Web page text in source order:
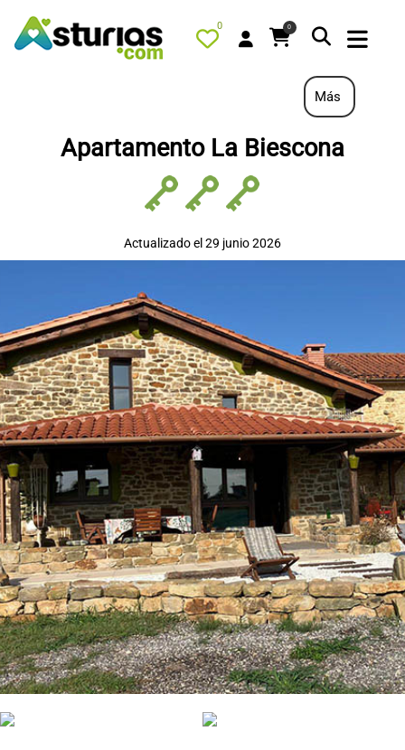
0 0
PORTADA
QUÉ HACER
RESTAURANTES
TURISMO ACTIVO
TIENDA
AGENDA
OFERTAS
CONTACTO
Más
Apartamento La Biescona
Actualizado el 29 junio 2026